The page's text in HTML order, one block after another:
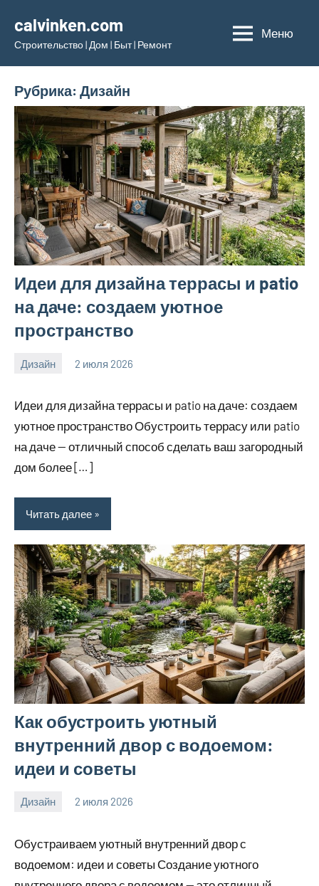
содержимому
calvinken.com
Строительство | Дом | Быт | Ремонт
Меню
Рубрика: Дизайн
Идеи для дизайна террасы и patio
на даче: создаем уютное
пространство
Дизайн 2 июля 2026
calvinken_co
Идеи для дизайна террасы и patio на даче: создаем
уютное пространство Обустроить террасу или patio
на даче — отличный способ сделать ваш загородный
дом более […]
Читать далее
Как обустроить уютный
внутренний двор с водоемом:
идеи и советы
Дизайн 2 июля 2026
calvinken_co
Обустраиваем уютный внутренний двор с
водоемом: идеи и советы Создание уютного